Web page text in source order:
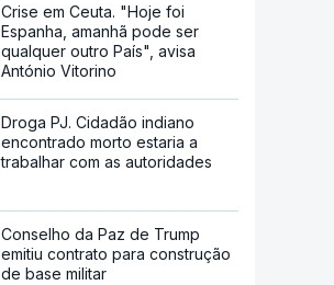
Crise em Ceuta. "Hoje foi
Espanha, amanhã pode ser
qualquer outro País", avisa
António Vitorino
Droga PJ. Cidadão indiano
encontrado morto estaria a
trabalhar com as autoridades
Conselho da Paz de Trump
emitiu contrato para construção
de base militar